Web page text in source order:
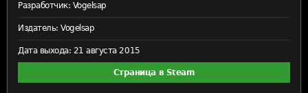
Разработчик: Vogelsap
Издатель:Vogelsap
Дата выхода: 21 августа 2015
Страница в Steam